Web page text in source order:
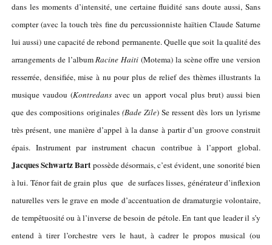
dans les moments d’intensité, une certaine fluidité sans doute aussi, Sans
compter (avec la touch très fine du percussionniste haïtien Claude Saturne
lui aussi) une capacité de rebond permanente. Quelle que soit la qualité des
arrangements de l’albumRacine Haiti (Motema) la scène offre une version
resserrée, densifiée, mise à nu pour plus de relief des thèmes illustrants la
musique vaudou (Kontredans avec un apport vocal plus brut) aussi bien
que des compositions originales (Bade Zile) Se ressent dès lors un lyrisme
très présent, une manière d’appel à la danse à partir d’un groove construit
épais. Instrument par instrument chacun contribue à l’apport global.
Jacques Schwartz Bartpossède désormais, c’est évident, une sonorité bien
à lui. Ténor fait de grain plus que de surfaces lisses, générateur d’inflexion
naturelles vers le grave en mode d’accentuation de dramaturgie volontaire,
de tempêtuosité ou à l’inverse de besoin de pétole. En tant que leader il s’y
entend à tirer l’orchestre vers le haut, à cadrer le propos musical (ou